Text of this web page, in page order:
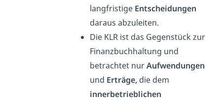
langfristige Entscheidungen
daraus abzuleiten.
Die KLR ist das Gegenstück zur
Finanzbuchhaltung und
betrachtet nurAufwendungen
und Erträge,die dem
innerbetrieblichen